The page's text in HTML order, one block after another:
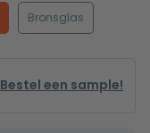
Bronsglas
Bestel een sample!